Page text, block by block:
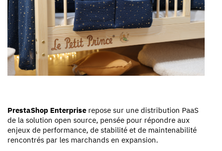
PrestaShop Enterprise repose sur une distribution PaaS
de la solution open source, pensée pour répondre aux
enjeux de performance, de stabilité et de maintenabilité
rencontrés par les marchands en expansion.